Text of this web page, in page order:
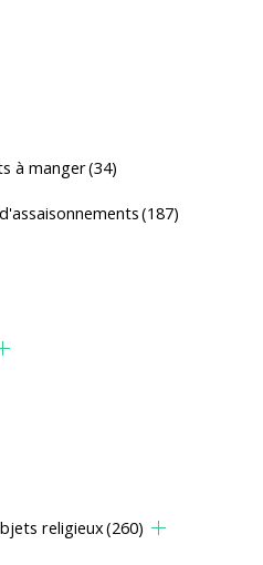
à manger(34)
(187)
religieux(260)